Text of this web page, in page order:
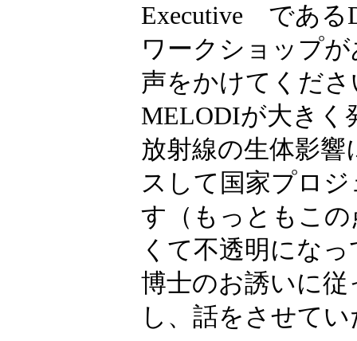
Executive である
ワークショップ
声をかけてくだ
MELODIが大きく
放射線の生体影
スして国家プロ
す（もっともこ
くて不透明にな
博士のお誘いに
し、話をさせて